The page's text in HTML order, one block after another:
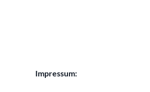
Impressum: